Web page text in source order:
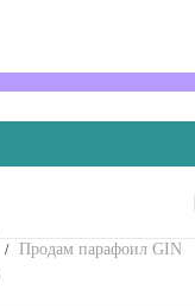
Продам парафоил GIN